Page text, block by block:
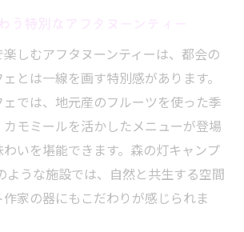
を楽しむアフタヌーンティー選び
アフタヌーンティーのおすすめポ
リーアフタヌーンティーの楽しみ
しむアフタヌーンティーは、都会の
とは一線を画す特別感があります。
では、地元産のフルーツを使った季
モミールを活かしたメニューが登場
わいを堪能できます。森の灯キャンプ
ような施設では、自然と共生する空間
家の器にもこだわりが感じられま